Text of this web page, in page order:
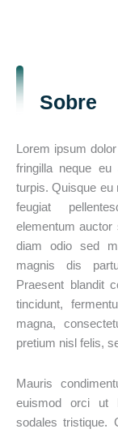
Sobre
Lorem ipsum
fringilla neque
turpis. Quisque eu
feugiat
elementum auctor
diam odio sed
magnis dis
Praesent blandit
tincidunt,
magna,
pretium nisl felis,
Mauris
euismod orci ut
sodales tristique.